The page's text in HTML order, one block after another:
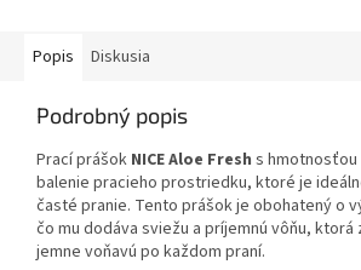
Popis Diskusia
Podrobný popis
Prací prášok NICE Aloe Fresh s hmotnosťou
balenie pracieho prostriedku, ktoré je
časté pranie. Tento prášok je obohatený o
čo mu dodáva sviežu a príjemnú vôňu, ktorá
jemne voňavú po každom praní.